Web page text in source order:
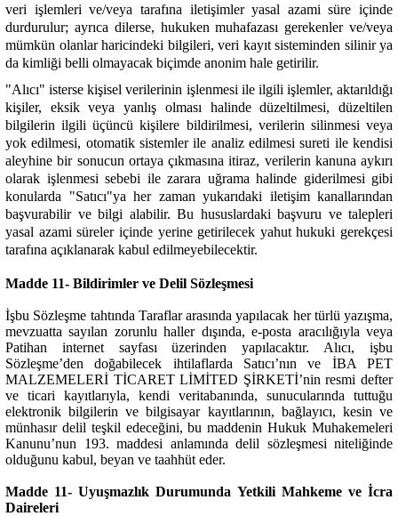
veri işlemleri ve/veya tarafına iletişimler yasal azami süre içinde
durdurulur; ayrıca dilerse, hukuken muhafazası gerekenler ve/veya
mümkün olanlar haricindeki bilgileri, veri kayıt sisteminden silinir ya
da kimliği belli olmayacak biçimde anonim hale getirilir.
"Alıcı" isterse kişisel verilerinin işlenmesi ile ilgili işlemler, aktarıldığı
kişiler, eksik veya yanlış olması halinde düzeltilmesi, düzeltilen
bilgilerin ilgili üçüncü kişilere bildirilmesi, verilerin silinmesi veya
yok edilmesi, otomatik sistemler ile analiz edilmesi sureti ile kendisi
aleyhine bir sonucun ortaya çıkmasına itiraz, verilerin kanuna aykırı
olarak işlenmesi sebebi ile zarara uğrama halinde giderilmesi gibi
konularda "Satıcı"ya her zaman yukarıdaki iletişim kanallarından
başvurabilir ve bilgi alabilir. Bu hususlardaki başvuru ve talepleri
yasal azami süreler içinde yerine getirilecek yahut hukuki gerekçesi
tarafına açıklanarak kabul edilmeyebilecektir.
Madde 11- Bildirimler ve Delil Sözleşmesi
İşbu Sözleşme tahtında Taraflar arasında yapılacak her türlü yazışma,
mevzuatta sayılan zorunlu haller dışında, e-posta aracılığıyla veya
Patihan internet sayfası üzerinden yapılacaktır. Alıcı, işbu
Sözleşme’den doğabilecek ihtilaflarda Satıcı’nın ve İBA PET
MALZEMELERİ TİCARET LİMİTED ŞİRKETİ’nin resmi defter
ve ticari kayıtlarıyla, kendi veritabanında, sunucularında tuttuğu
elektronik bilgilerin ve bilgisayar kayıtlarının, bağlayıcı, kesin ve
münhasır delil teşkil edeceğini, bu maddenin Hukuk Muhakemeleri
Kanunu’nun 193. maddesi anlamında delil sözleşmesi niteliğinde
olduğunu kabul, beyan ve taahhüt eder.
Madde 11- Uyuşmazlık Durumunda Yetkili Mahkeme ve İcra
Daireleri